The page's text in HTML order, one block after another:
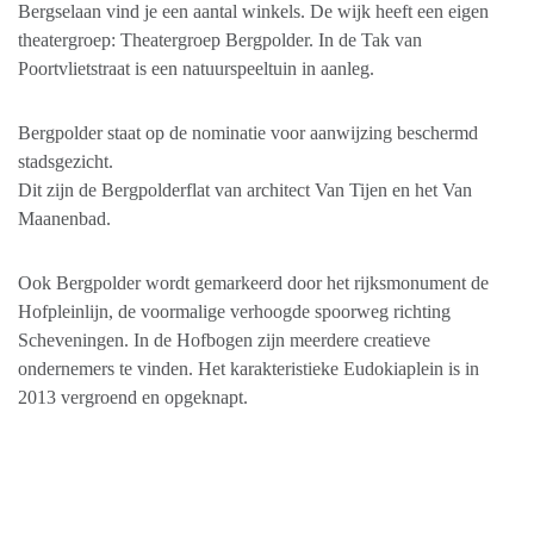
Bergselaan vind je een aantal winkels. De wijk heeft een eigen
theatergroep: Theatergroep Bergpolder. In de Tak van
Poortvlietstraat is een natuurspeeltuin in aanleg.
Bergpolder staat op de nominatie voor aanwijzing beschermd
stadsgezicht.
Dit zijn de Bergpolderflat van architect Van Tijen en het Van
Maanenbad.
Ook Bergpolder wordt gemarkeerd door het rijksmonument de
Hofpleinlijn, de voormalige verhoogde spoorweg richting
Scheveningen. In de Hofbogen zijn meerdere creatieve
ondernemers te vinden. Het karakteristieke Eudokiaplein is in
2013 vergroend en opgeknapt.